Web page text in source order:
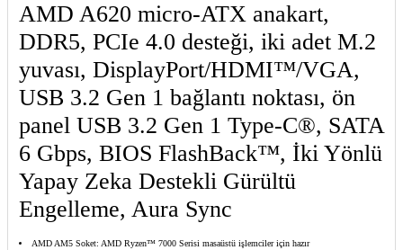
AMD A620 micro-ATX anakart,
DDR5, PCIe 4.0 desteği, iki adet M.2
yuvası, DisplayPort/HDMI™/VGA,
USB 3.2 Gen 1 bağlantı noktası, ön
panel USB 3.2 Gen 1 Type-C®, SATA
6 Gbps, BIOS FlashBack™, İki Yönlü
Yapay Zeka Destekli Gürültü
Engelleme, Aura Sync
AMD AM5 Soket: AMD Ryzen™ 7000 Serisi masaüstü işlemciler için hazır